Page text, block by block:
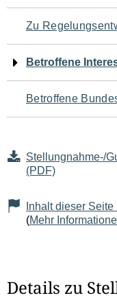
für
den
Seiteninhalt
Zu
Betroffene
Betroffene
Stellungnahme-/
(PDF)
Inhalt dieser Seite
(Mehr
Details zu